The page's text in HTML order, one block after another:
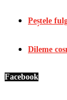
Peștele
Dileme
Facebook